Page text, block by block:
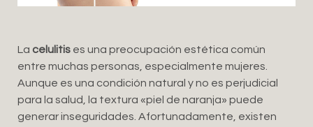
La celulitis es una preocupación estética común
entre muchas personas, especialmente mujeres.
Aunque es una condición natural y no es perjudicial
para la salud, la textura «piel de naranja» puede
generar inseguridades. Afortunadamente, existen